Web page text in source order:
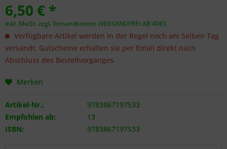
6,50 € *
inkl. MwSt. zzgl. Versandkosten (VERSANDFREI AB 40€!)
Verfügbare Artikel werden in der Regel noch am Selben Tag
versandt. Gutscheine erhalten sie per Email direkt nach
Abschluss des Bestellvorganges.
Merken
Artikel-Nr.:
9783867197533
Empfohlen ab:
13
ISBN:
9783867197533